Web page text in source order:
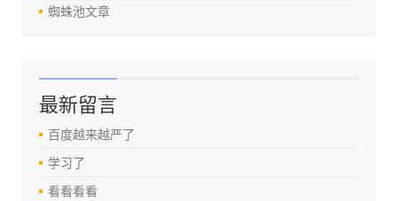
蜘蛛池文章
最新留言
百度越来越严了
学习了
看看看看